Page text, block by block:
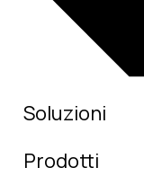
Soluzioni
Prodotti